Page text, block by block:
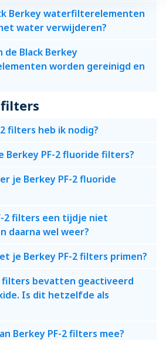
Berkey waterfilterelementen
water verwijderen?
de Black Berkey
worden gereinigd en
filters
filters heb ik nodig?
Berkey PF-2 fluoride filters?
je Berkey PF-2 fluoride
2 filters een tijdje niet
daarna wel weer?
je Berkey PF-2 filters primen?
filters bevatten geactiveerd
Is dit hetzelfde als
Berkey PF-2 filters mee?